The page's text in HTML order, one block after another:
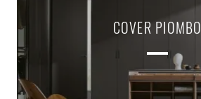
COVER PIOMBO